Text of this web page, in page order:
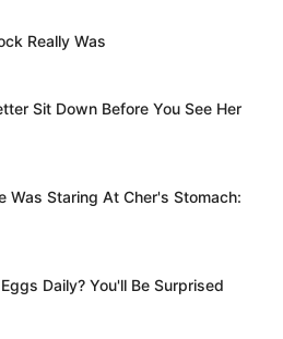
piège à
Garcia est interrogé par
le faire parler, Stanislas
sa fiancée, Émilie. Sous
suspect avoue qu’Alexis
a percuté de plein fouet
Really Was
Sit Down Before You See Her
Was Staring At Cher's Stomach:
Daily? You'll Be Surprised